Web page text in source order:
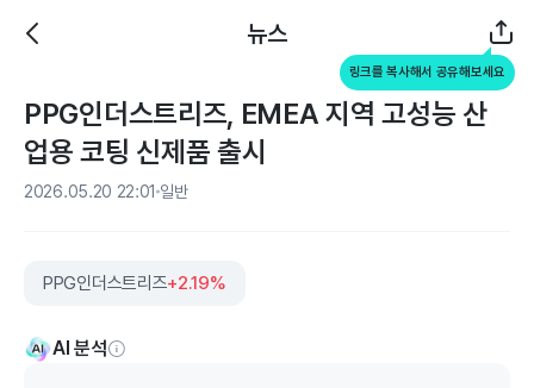
뉴스
링크를 복사해서 공유해보세요
PPG인더스트리즈, EMEA 지역 고성능 산
업용 코팅 신제품 출시
2026.05.20 22:01 일반
PPG인더스트리즈+2.19%
AI 분석